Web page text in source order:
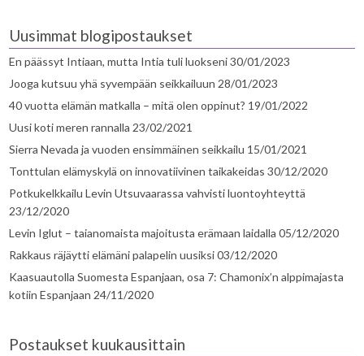
Uusimmat blogipostaukset
En päässyt Intiaan, mutta Intia tuli luokseni30/01/2023
Jooga kutsuu yhä syvempään seikkailuun 28/01/2023
40 vuotta elämän matkalla – mitä olen oppinut? 19/01/2022
Uusi koti meren rannalla 23/02/2021
Sierra Nevada ja vuoden ensimmäinen seikkailu 15/01/2021
Tonttulan elämyskylä on innovatiivinen taikakeidas 30/12/2020
Potkukelkkailu Levin Utsuvaarassa vahvisti luontoyhteyttä
23/12/2020
Levin Iglut – taianomaista majoitusta erämaan laidalla 05/12/2020
Rakkaus räjäytti elämäni palapelin uusiksi03/12/2020
Kaasuautolla Suomesta Espanjaan, osa 7: Chamonix’n alppimajasta
kotiin Espanjaan 24/11/2020
Postaukset kuukausittain